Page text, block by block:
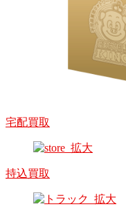
宅配買取
持込買取